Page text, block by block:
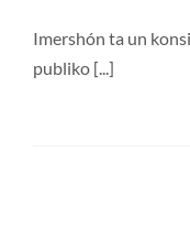
Imershón ta un
publiko [...]